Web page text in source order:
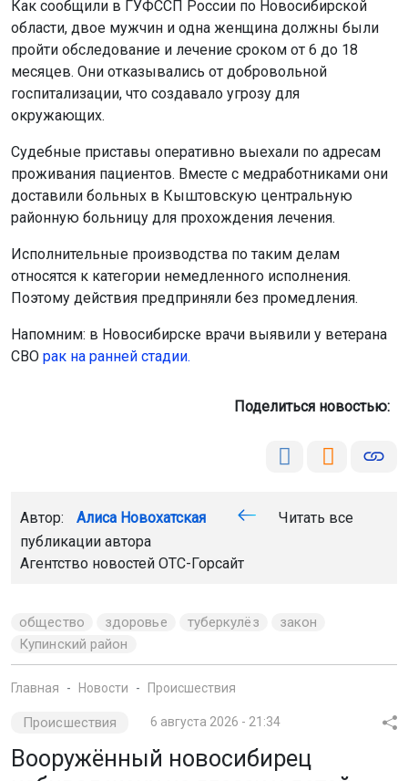
Поэтому действия предприняли без промедления.
Напомним: в Новосибирске врачи выявили у ветерана
СВОрак на ранней стадии.
Автор: Алиса Новохатская
публикации автора
Агентство новостейОТС-Горсайт
общество здоровье туберкулёз
закон
Купинский район
Происшествия
Вооружённый новосибирец
За сутки 5 августа сотрудники агентства безопасности
«ГВАРДИЯ» в Новосибирске оказали помощь